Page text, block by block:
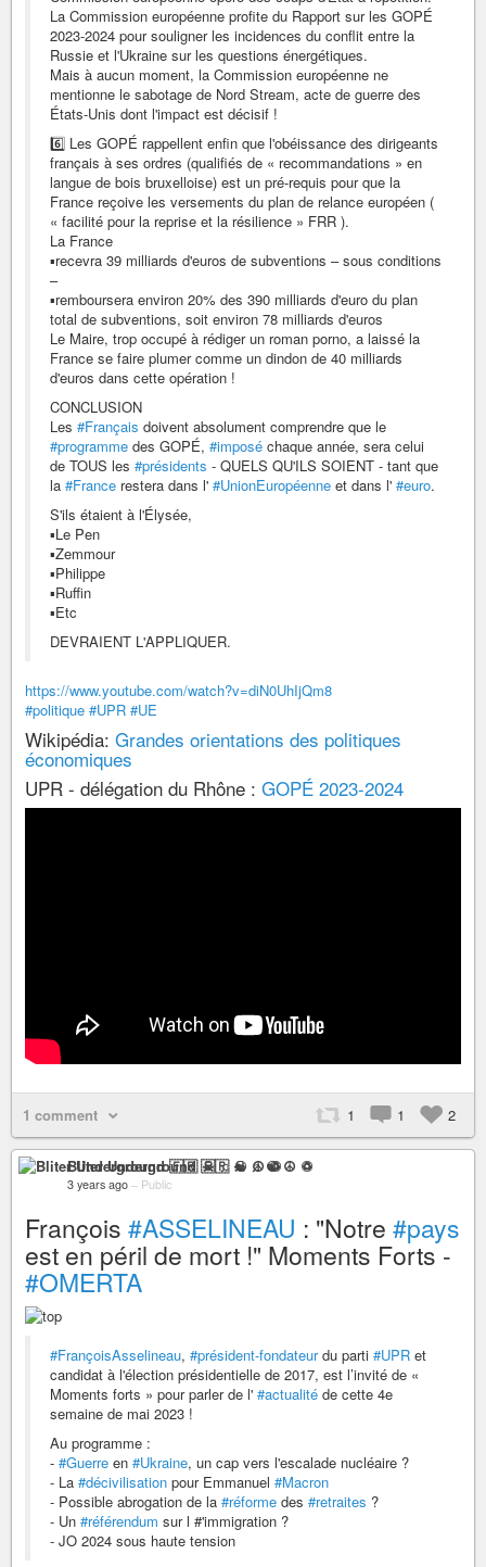
La Commission européenne profite du Rapport sur les GOPÉ
2023-2024 pour souligner les incidences du conflit entre la
Russie et l'Ukraine sur les questions énergétiques.
Mais à aucun moment, la Commission européenne ne
mentionne le sabotage de Nord Stream, acte de guerre des
États-Unis dont l'impact est décisif !
6️⃣ Les GOPÉ rappellent enfin que l'obéissance des dirigeants
français à ses ordres (qualifiés de « recommandations » en
langue de bois bruxelloise) est un pré-requis pour que la
France reçoive les versements du plan de relance européen (
« facilité pour la reprise et la résilience » FRR ).
La France
▪️recevra 39 milliards d'euros de subventions – sous conditions
–
▪️remboursera environ 20% des 390 milliards d'euro du plan
total de subventions, soit environ 78 milliards d'euros
Le Maire, trop occupé à rédiger un roman porno, a laissé la
France se faire plumer comme un dindon de 40 milliards
d'euros dans cette opération !
CONCLUSION
Les #Français doivent absolument comprendre que le
#programme des GOPÉ, #imposé chaque année, sera celui
de TOUS les #présidents - QUELS QU'ILS SOIENT - tant que
la #France restera dans l' #UnionEuropéenne et dans l' #euro.
S'ils étaient à l'Élysée,
▪️Le Pen
▪️Zemmour
▪️Philippe
▪️Ruffin
▪️Etc
DEVRAIENT L'APPLIQUER.
https://www.youtube.com/watch?v=diN0UhIjQm8
#politique #UPR #UE
Wikipédia: Grandes orientations des politiques
économiques
UPR - délégation du Rhône : GOPÉ 2023-2024
1 comment 1 1 2
Bliter Underground 🇫🇷 ☠ ♫ ☯ ☮ ♽
3 years ago – Public
François #ASSELINEAU : "Notre #pays
est en péril de mort !" Moments Forts -
#OMERTA
#FrançoisAsselineau, #président-fondateurdu parti #UPR et
candidat à l'élection présidentielle de 2017, est l’invité de «
Moments forts » pour parler de l' #actualité de cette 4e
semaine de mai 2023 !
Au programme :
- #Guerre en #Ukraine, un cap vers l'escalade nucléaire ?
- La #décivilisation pour Emmanuel #Macron
- Possible abrogation de la #réforme des #retraites ?
- Un #référendum sur l #'immigration ?
- JO 2024 sous haute tension